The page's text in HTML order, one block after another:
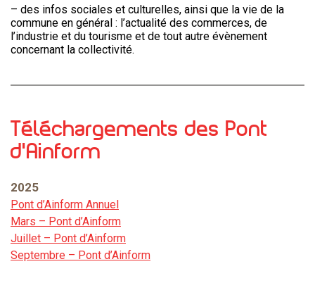
– des infos sociales et culturelles, ainsi que la vie de la
commune en général : l’actualité des commerces, de
l’industrie et du tourisme et de tout autre évènement
concernant la collectivité.
Téléchargements des Pont
d’Ainform
2025
Pont d’Ainform Annuel
Mars – Pont d’Ainform
Juillet – Pont d’Ainform
Septembre – Pont d’Ainform